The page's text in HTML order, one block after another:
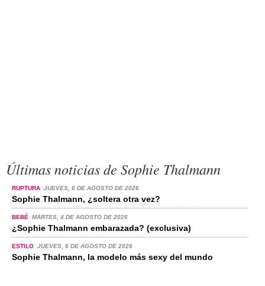
Últimas noticias de Sophie Thalmann
RUPTURA JUEVES, 6 DE AGOSTO DE 2026
Sophie Thalmann, ¿soltera otra vez?
BEBÉ MARTES, 4 DE AGOSTO DE 2026
¿Sophie Thalmann embarazada? (exclusiva)
ESTILO JUEVES, 6 DE AGOSTO DE 2026
Sophie Thalmann, la modelo más sexy del mundo